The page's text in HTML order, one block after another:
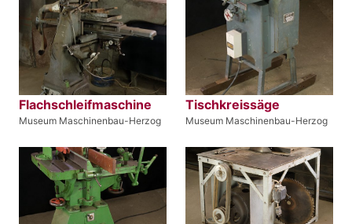
Flachschleifmaschine
Museum Maschinenbau-Herzog
Tischkreissäge
Museum Maschinenbau-Herzog